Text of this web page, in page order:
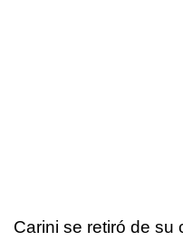
Carini se retiró de su